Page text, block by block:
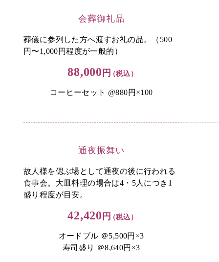
会葬御礼品
葬儀に参列した方へ渡すお礼の品。（500
円〜1,000円程度が一般的）
88,000 円（税込）
コーヒーセット @880円×100
通夜振舞い
故人様を偲ぶ場として通夜の後に行われる
食事会。大皿料理の場合は4・5人につき1
盛り程度が目安。
42,420 円（税込）
オードブル ＠5,500円×3
寿司盛り ＠8,640円×3